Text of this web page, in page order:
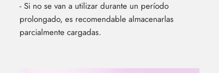
- Si no se van a utilizar durante un período
prolongado, es recomendable almacenarlas
parcialmente cargadas.